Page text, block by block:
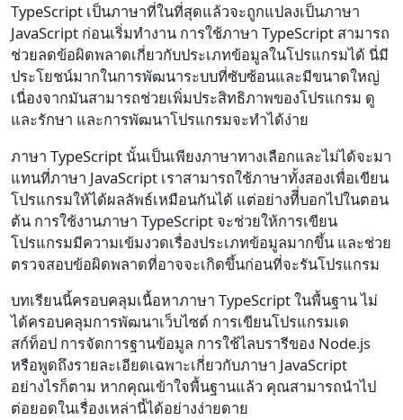
TypeScript เป็นภาษาที่ในที่สุดแล้วจะถูกแปลงเป็นภาษา
JavaScript ก่อนเริ่มทำงาน การใช้ภาษา TypeScript สามารถ
ช่วยลดข้อผิดพลาดเกี่ยวกับประเภทข้อมูลในโปรแกรมได้ นี่มี
ประโยชน์มากในการพัฒนาระบบที่ซับซ้อนและมีขนาดใหญ่
เนื่องจากมันสามารถช่วยเพิ่มประสิทธิภาพของโปรแกรม ดู
และรักษา และการพัฒนาโปรแกรมจะทำได้ง่าย
ภาษา TypeScript นั้นเป็นเพียงภาษาทางเลือกและไม่ได้จะมา
แทนที่ภาษา JavaScript เราสามารถใช้ภาษาทั้งสองเพื่อเขียน
โปรแกรมให้ได้ผลลัพธ์เหมือนกันได้ แต่อย่างทีี่บอกไปในตอน
ต้น การใช้งานภาษา TypeScript จะช่วยให้การเขียน
โปรแกรมมีความเข้มงวดเรื่องประเภทข้อมูลมากขึ้น และช่วย
ตรวจสอบข้อผิดพลาดที่อาจจะเกิดขึ้นก่อนที่จะรันโปรแกรม
บทเรียนนี้ครอบคลุมเนื้อหาภาษา TypeScript ในพื้นฐาน ไม่
ได้ครอบคลุมการพัฒนาเว็บไซต์ การเขียนโปรแกรมเด
สก์ท็อป การจัดการฐานข้อมูล การใช้ไลบรารีของ Node.js
หรือพูดถึงรายละเอียดเฉพาะเกี่ยวกับภาษา JavaScript
อย่างไรก็ตาม หากคุณเข้าใจพื้นฐานแล้ว คุณสามารถนำไป
ต่อยอดในเรื่องเหล่านี้ได้อย่างง่ายดาย